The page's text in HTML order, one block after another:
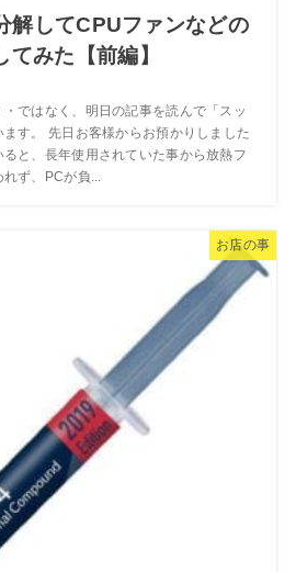
解してCPUファンなどの
みた【前編】
ではなく、明日の記事を読んで「スッ
す。 先日お客様からお預かりしました
ると、長年使用されていた事から放熱フ
ず、PCが負...
お店の事